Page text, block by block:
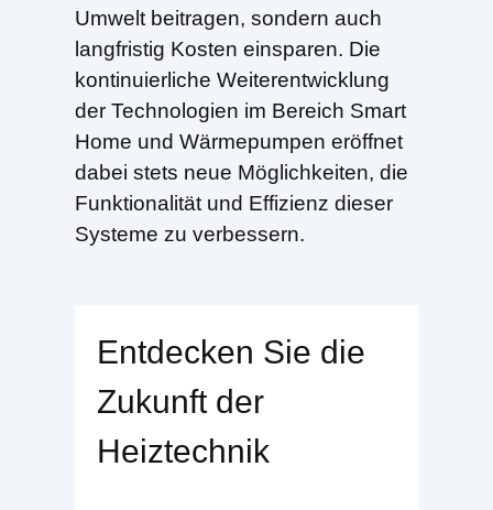
Umwelt beitragen, sondern auch
langfristig Kosten einsparen. Die
kontinuierliche Weiterentwicklung
der Technologien im Bereich Smart
Home und Wärmepumpen eröffnet
dabei stets neue Möglichkeiten, die
Funktionalität und Effizienz dieser
Systeme zu verbessern.
Entdecken Sie die
Zukunft der
Heiztechnik